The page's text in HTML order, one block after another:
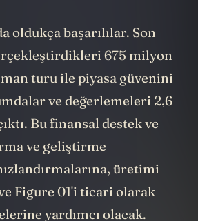
oldukça başarılılar. Son
675 milyon
turu ile piyasa güvenini
ve değerlemeleri 2,6
Bu finansal destek ve
ve geliştirme
üretimi
Figure 01'i ticari olarak